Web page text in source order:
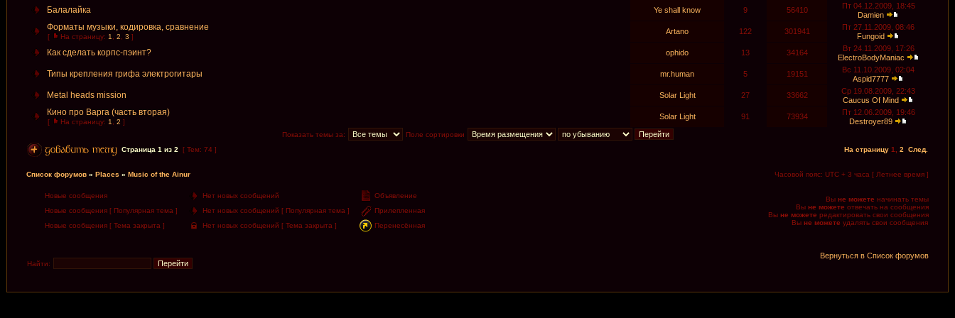
Балалайка Ye shall know 9 56410
Пт 04.12.2009, 18:45
Damien
Форматы музыки, кодировка, сравнение
[ На страницу: 1 2 3 ]
Artano 122 301941
Пт 27.11.2009, 08:46
Fungoid
Как сделать корпс-пэинт? ophido 13 34164
Вт 24.11.2009, 17:26
ElectroBodyManiac
Типы крепления грифа электрогитары mr.human 5 19151
Вс 11.10.2009, 02:04
Aspid7777
Metal heads mission Solar Light 27 33662
Ср 19.08.2009, 22:43
Caucus Of Mind
Кино про Вaргa (часть вторая)
[ На страницу: 1 2 ]
Solar Light 91 73934
Пт 12.06.2009, 19:46
Destroyer89
Показать темы за:
Поле сортировки
Страница 1 из 2 [ Тем: 74 ] На страницу 1 2 След.
Список форумов » Places » Music of the Ainur Часовой пояс: UTC + 3 часа [ Летнее время ]
Новые сообщения Нет новых сообщений
Объявление
Новые сообщения [ Популярная тема ]
Нет новых сообщений [ Популярная тема ]
Прилепленная
Новые сообщения [ Тема закрыта ]
Нет новых сообщений [ Тема закрыта ] Перенесённая
Вы не можете начинать темы
Вы не можете отвечать на сообщения
Вы не можете редактировать свои сообщения
Вы не можете удалять свои сообщения
Найти:
Вернуться в Список форумов